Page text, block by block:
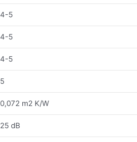
4-5
4-5
4-5
5
0,072 m2 K/W
25 dB